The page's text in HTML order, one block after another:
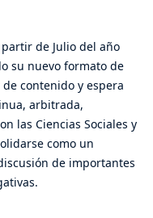
de Julio del año
su nuevo formato de
contenido y espera
arbitrada,
las Ciencias Sociales y
como un
de importantes